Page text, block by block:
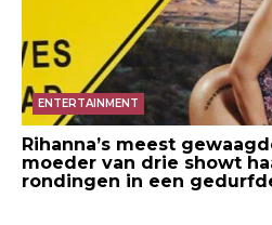
ENTERTAINMENT
Rihanna’s meest
moeder van drie showt
rondingen in een